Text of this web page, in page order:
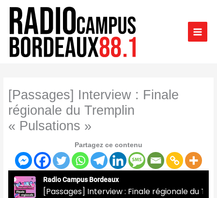
contenu
[Passages] Interview : Finale
régionale du Tremplin
« Pulsations »
Partagez ce contenu
Radio Campus Bordeaux